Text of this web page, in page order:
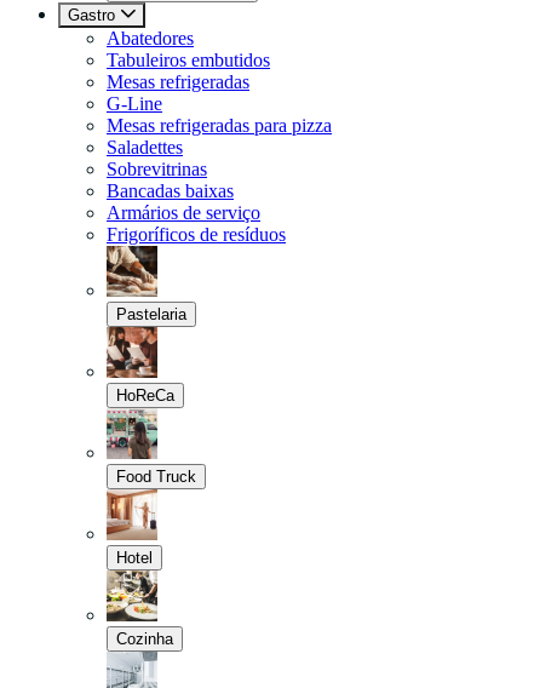
Gastro
Abatedores
Tabuleiros embutidos
Mesas refrigeradas
G-Line
Mesas refrigeradas para pizza
Saladettes
Sobrevitrinas
Bancadas baixas
Armários de serviço
Frigoríficos de resíduos
Pastelaria
HoReCa
Food Truck
Hotel
Cozinha